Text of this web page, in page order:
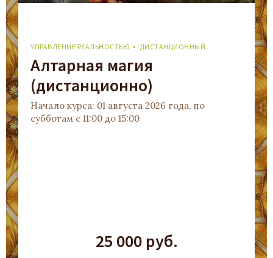
УПРАВЛЕНИЕ РЕАЛЬНОСТЬЮ ДИСТАНЦИОННЫЙ
Алтарная магия
(дистанционно)
Начало курса: 01 августа 2026 года, по
субботам с 11:00 до 15:00
25 000 руб.